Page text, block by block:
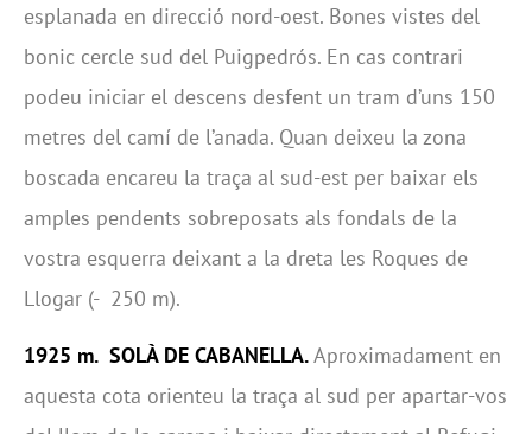
esplanada en direcció nord-oest. Bones vistes del
bonic cercle sud del Puigpedrós. En cas contrari
podeu iniciar el descens desfent un tram d’uns 150
metres del camí de l’anada. Quan deixeu la zona
boscada encareu la traça al sud-est per baixar els
amples pendents sobreposats als fondals de la
vostra esquerra deixant a la dreta les Roques de
Llogar (- 250 m).
1925 m. SOLÀ DE CABANELLA.Aproximadament en
aquesta cota orienteu la traça al sud per apartar-vos